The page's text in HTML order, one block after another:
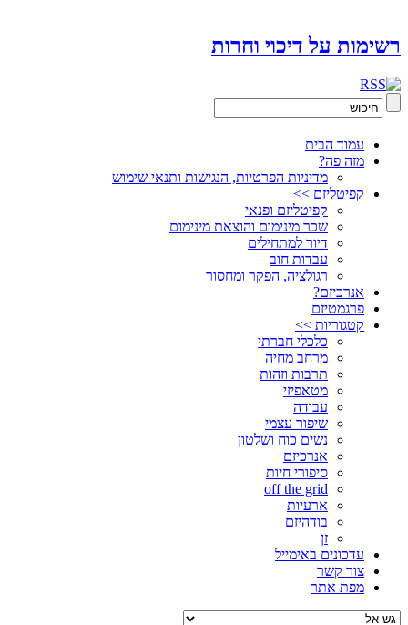
רשימות על דיכוי וחרות
עמוד הבית
מזה פה?
מדיניות הפרטיות, הנגישות ותנאי שימוש
קפיטליזם >>
קפיטליזם ופנאי
שכר מינימום והוצאת מינימום
דיור למתחילים
עבדות חוב
רגולציה, הפקר ומחסור
אנרכיזם?
פרגמטיזם
קטגוריות >>
כלכלי חברתי
מרחב מחיה
תרבות וזהות
מטאפיזי
עבודה
שיפור עצמי
נשים כוח ושלטון
אנרכיזם
סיפורי חיות
off the grid
ארעיות
בודהיזם
זן
עדכונים באימייל
צור קשר
מפת אתר